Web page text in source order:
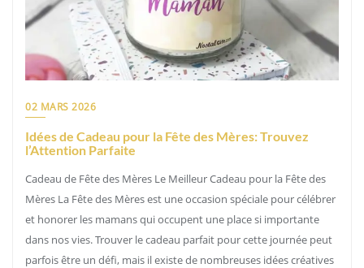
02 MARS 2026
Idées de Cadeau pour la Fête des Mères: Trouvez
l’Attention Parfaite
Cadeau de Fête des Mères Le Meilleur Cadeau pour la Fête des
Mères La Fête des Mères est une occasion spéciale pour célébrer
et honorer les mamans qui occupent une place si importante
dans nos vies. Trouver le cadeau parfait pour cette journée peut
parfois être un défi, mais il existe de nombreuses idées créatives